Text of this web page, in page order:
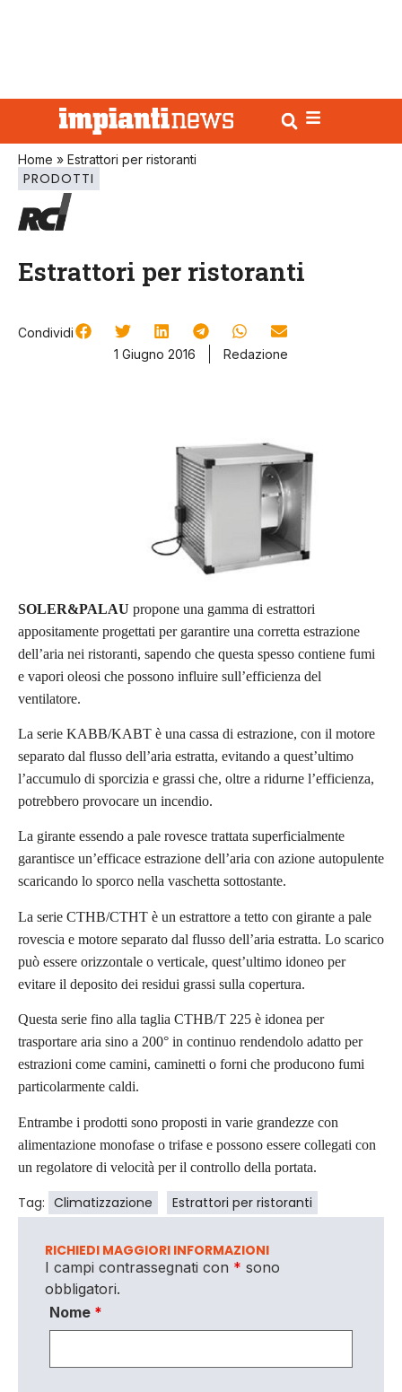
Home » Estrattori per ristoranti
PRODOTTI
Estrattori per ristoranti
Condividi
1 Giugno 2016
Redazione
SOLER&PALAU propone una gamma di estrattori
appositamente progettati per garantire una corretta estrazione
dell’aria nei ristoranti, sapendo che questa spesso contiene fumi
e vapori oleosi che possono influire sull’efficienza del
ventilatore.
La serie KABB/KABT è una cassa di estrazione, con il motore
separato dal flusso dell’aria estratta, evitando a quest’ultimo
l’accumulo di sporcizia e grassi che, oltre a ridurne l’efficienza,
potrebbero provocare un incendio.
La girante essendo a pale rovesce trattata superficialmente
garantisce un’efficace estrazione dell’aria con azione autopulente
scaricando lo sporco nella vaschetta sottostante.
La serie CTHB/CTHT è un estrattore a tetto con girante a pale
rovescia e motore separato dal flusso dell’aria estratta. Lo scarico
può essere orizzontale o verticale, quest’ultimo idoneo per
evitare il deposito dei residui grassi sulla copertura.
Questa serie fino alla taglia CTHB/T 225 è idonea per
trasportare aria sino a 200° in continuo rendendolo adatto per
estrazioni come camini, caminetti o forni che producono fumi
particolarmente caldi.
Entrambe i prodotti sono proposti in varie grandezze con
alimentazione monofase o trifase e possono essere collegati con
un regolatore di velocità per il controllo della portata.
Tag: Climatizzazione Estrattori per ristoranti
RICHIEDI MAGGIORI INFORMAZIONI
I campi contrassegnati con * sono
obbligatori.
Nome *